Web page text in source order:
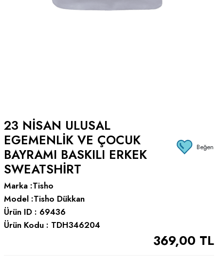
23 NISAN ULUSAL
EGEMENLIK VE ÇOCUK
BAYRAMI BASKILI ERKEK
SWEATSHIRT
Beğen
Marka :Tisho
Model :Tisho Dükkan
Ürün ID : 69436
Ürün Kodu : TDH346204
369,00 TL